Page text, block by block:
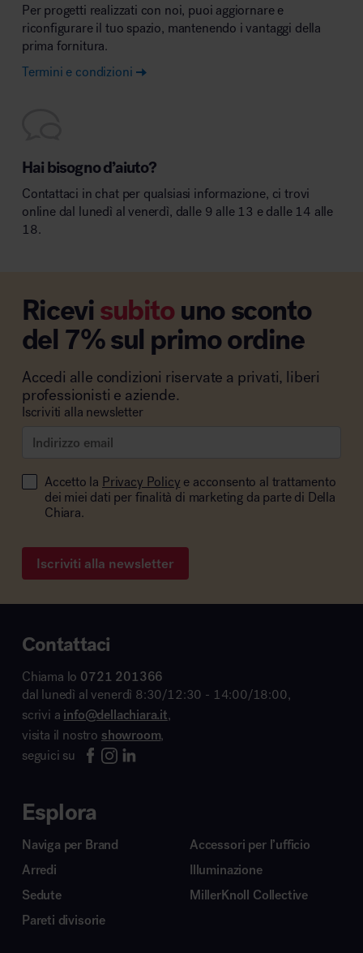
Per progetti realizzati con noi, puoi aggiornare e
riconfigurare il tuo spazio, mantenendo i vantaggi della
prima fornitura.
Termini e condizioni
Hai bisogno d’aiuto?
Contattaci in chat per qualsiasi informazione, ci trovi
online dal lunedì al venerdì, dalle 9 alle 13 e dalle 14 alle
18.
Ricevisubitouno sconto
del 7% sul primo ordine
Accedi alle condizioni riservate a privati, liberi
professionisti e aziende.
Iscriviti alla newsletter
Accetto la Privacy Policy e acconsento al trattamento
dei miei dati per finalità di marketing da parte di Della
Chiara.
Iscriviti alla newsletter
Contattaci
Chiama lo 0721 201366
dal lunedì al venerdì 8:30/12:30 - 14:00/18:00,
scrivi a info@dellachiara.it,
visita il nostro showroom,
seguici su
Esplora
Naviga per Brand
Arredi
Sedute
Pareti divisorie
Accessori per l’ufficio
Illuminazione
MillerKnoll Collective